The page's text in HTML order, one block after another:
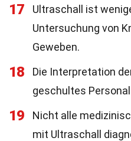
17
Ultraschall ist
Untersuchung von
Geweben.
18
Die Interpretation
geschultes
19
Nicht alle
mit Ultraschall